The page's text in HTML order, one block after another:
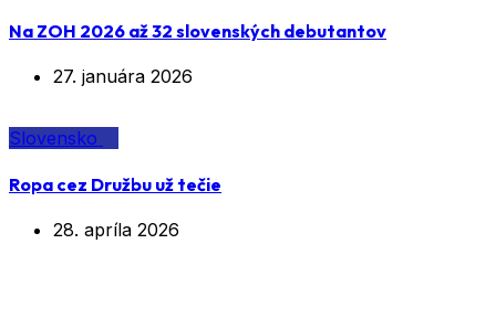
Na ZOH 2026 až 32 slovenských debutantov
27. januára 2026
Slovensko
Ropa cez Družbu už tečie
28. apríla 2026